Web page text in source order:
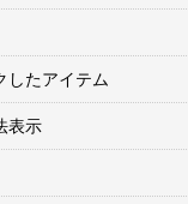
したアイテム
表示